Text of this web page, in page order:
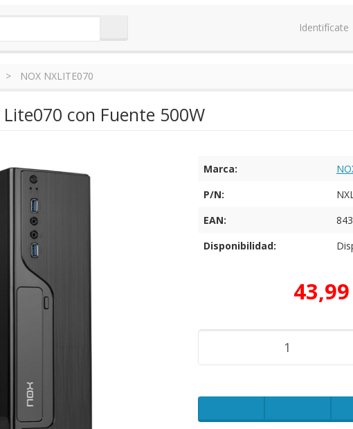
Identifícate
NOX NXLITE070
con Fuente 500W
Marca:
P/N:
EAN:
Disponibilidad: